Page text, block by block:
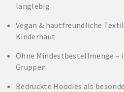
langlebig
Vegan & hautfreundliche
Kinderhaut
Ohne Mindestbestellmenge –
Gruppen
Bedruckte Hoodies als